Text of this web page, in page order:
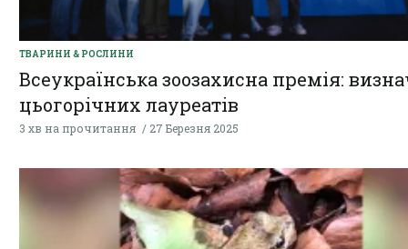
ТВАРИНИ & РОСЛИНИ
Всеукраїнська зоозахисна премія:
цьогорічних лауреатів
3 хв на прочитання 27 Березня 2025